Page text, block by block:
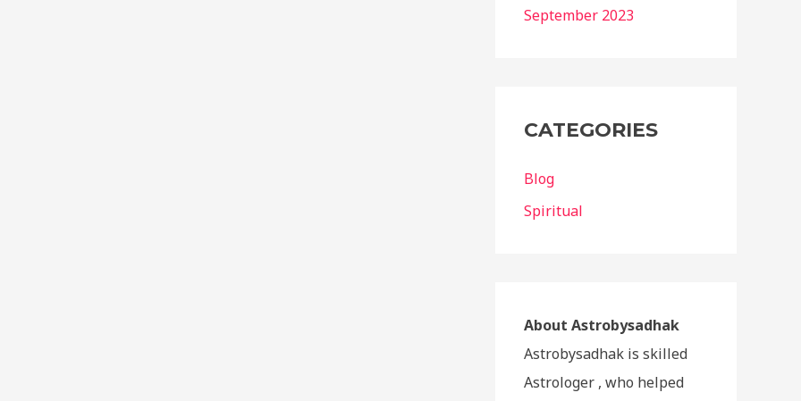
September 2023
CATEGORIES
Blog
Spiritual
About Astrobysadhak
Astrobysadhak is skilled
Astrologer , who helped